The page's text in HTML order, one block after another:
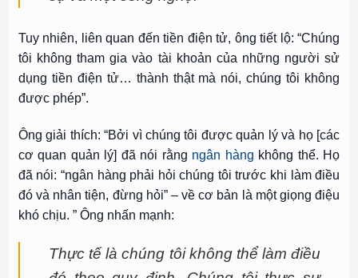
Tuy nhiên, liên quan đến tiền điện tử, ông tiết lộ: “Chúng
tôi không tham gia vào tài khoản của những người sử
dụng tiền điện tử… thành thật mà nói, chúng tôi không
được phép”.
Ông giải thích: “Bởi vì chúng tôi được quản lý và họ [các
cơ quan quản lý] đã nói rằng ngân hàng không thể. Họ
đã nói: “ngân hàng phải hỏi chúng tôi trước khi làm điều
đó và nhân tiện, đừng hỏi” – về cơ bản là một giọng điệu
khó chịu. ” Ông nhấn mạnh:
Thực tế là chúng tôi không thể làm điều